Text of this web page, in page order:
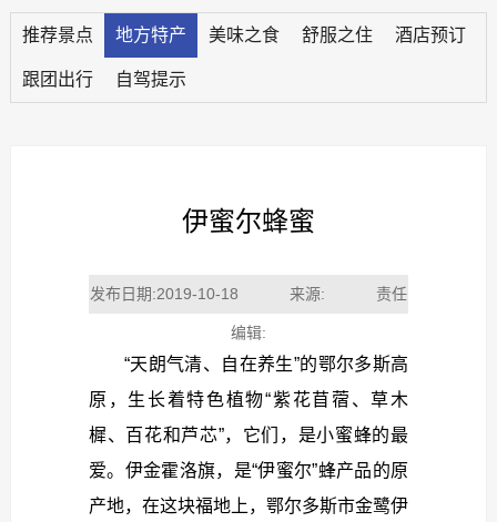
推荐景点 地方特产 美味之食 舒服之住 酒店预订
跟团出行 自驾提示
伊蜜尔蜂蜜
发布日期:2019-10-18 来源: 责任
编辑:
“天朗气清、自在养生”的鄂尔多斯高
原，生长着特色植物“紫花苜蓿、草木
樨、百花和芦芯”，它们，是小蜜蜂的最
爱。伊金霍洛旗，是“伊蜜尔”蜂产品的原
产地，在这块福地上，鄂尔多斯市金鹭伊